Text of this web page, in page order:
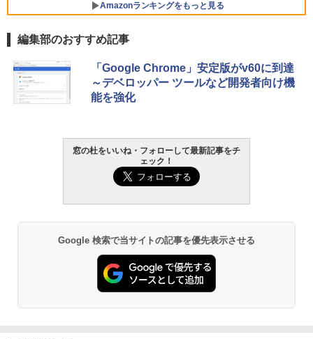
Amazonランキングをもっと見る
編集部のおすすめ記事
「Google Chrome」安定版がv60に到達
～デベロッパー ツールなど開発者向け機
能を強化
窓の杜をいいね・フォローして最新記事をチ
ェック！
Google 検索で当サイトの記事を優先表示させる